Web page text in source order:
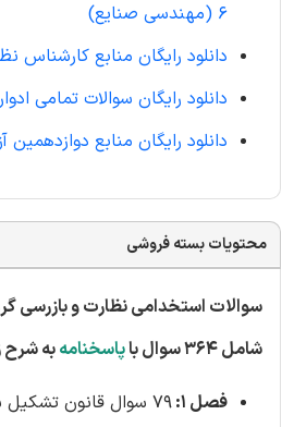
6 (مهندسی صنایع)
دانلود رایگان منابع کارشناس
دانلود رایگان سوالات تمامی
دانلود رایگان منابع دوازدهمین
محتویات بسته فروشی
شامل 364 سوال با
پاسخنامهبه شرح
فصل 1: 79 سوال قانون